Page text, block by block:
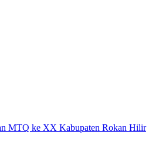
MTQ ke XX Kabupaten Rokan Hilir